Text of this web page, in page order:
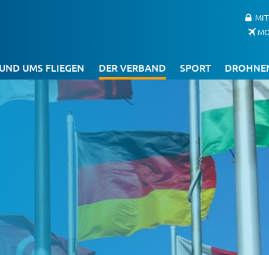
UMS FLIEGEN DER VERBAND SPORT